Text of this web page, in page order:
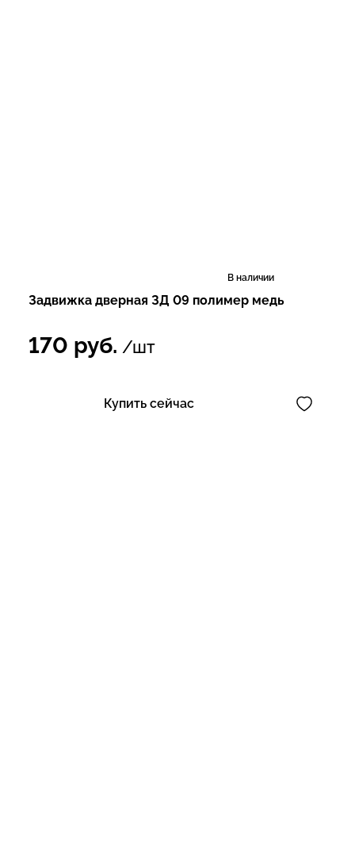
В наличии
Задвижка дверная ЗД 09 полимер медь
170 руб. /шт
Купить сейчас